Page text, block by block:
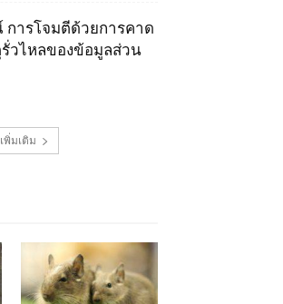
การโจมตีด้วยการคาด
รั่วไหลของข้อมูลส่วน
พิ่มเติม